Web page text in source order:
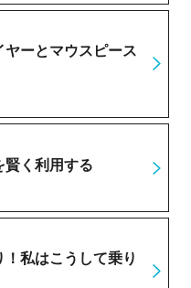
ーとマウスピース
賢く利用する
私はこうして乗り